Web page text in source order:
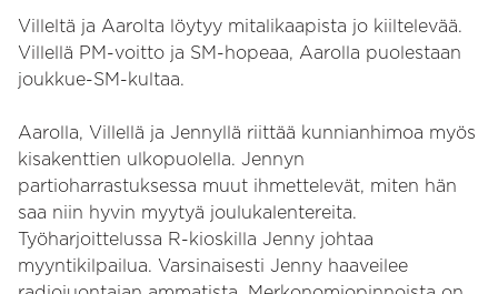
Villeltä ja Aarolta löytyy mitalikaapista jo kiiltelevää.
Villellä PM-voitto ja SM-hopeaa, Aarolla puolestaan
joukkue-SM-kultaa.
Aarolla, Villellä ja Jennyllä riittää kunnianhimoa myös
kisakenttien ulkopuolella. Jennyn
partioharrastuksessa muut ihmettelevät, miten hän
saa niin hyvin myytyä joulukalentereita.
Työharjoittelussa R-kioskilla Jenny johtaa
myyntikilpailua. Varsinaisesti Jenny haaveilee